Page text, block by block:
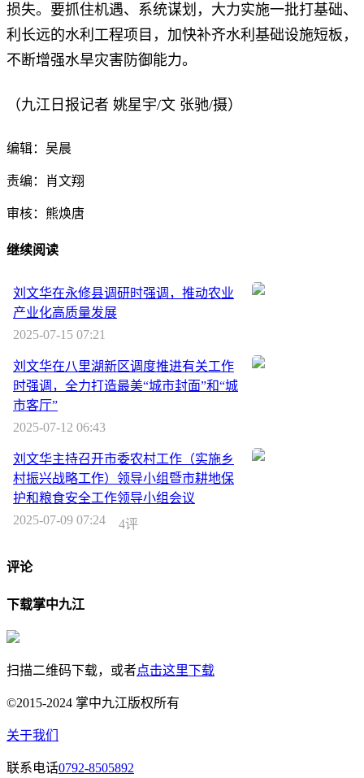
损失。要抓住机遇、系统谋划，大力实施一批打基础、
利长远的水利工程项目，加快补齐水利基础设施短板，
不断增强水旱灾害防御能力。
（九江日报记者 姚星宇/文 张驰/摄）
编辑：吴晨
责编：肖文翔
审核：熊焕唐
继续阅读
刘文华在永修县调研时强调，推动农业
产业化高质量发展
2025-07-15 07:21
刘文华在八里湖新区调度推进有关工作
时强调，全力打造最美“城市封面”和“城
市客厅”
2025-07-12 06:43
刘文华主持召开市委农村工作（实施乡
村振兴战略工作）领导小组暨市耕地保
护和粮食安全工作领导小组会议
2025-07-09 07:24
4评
评论
下载掌中九江
扫描二维码下载，或者点击这里下载
©2015-2024 掌中九江版权所有
关于我们
联系电话0792-8505892